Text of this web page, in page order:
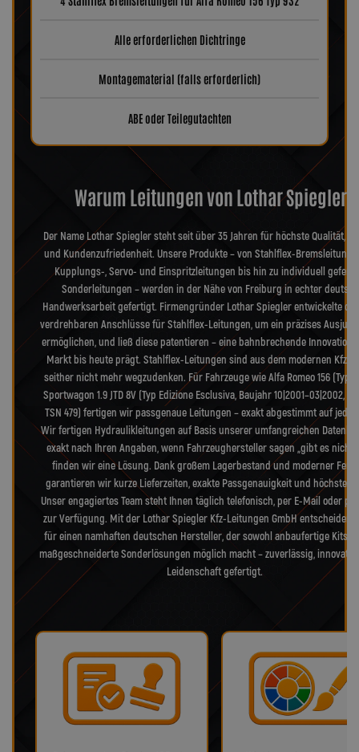
Alle erforderlichen Dichtringe
Montagematerial (falls erforderlich)
ABE oder Teilegutachten
Warum Leitungen von Lothar Spiegler?
Der Name Lothar Spiegler steht seit über 35 Jahren für höchste Qualität,
und Kundenzufriedenheit. Unsere Produkte – von Stahlflex-
Kupplungs-, Servo- und Einspritzleitungen bis hin zu individuell
Sonderleitungen – werden in der Nähe von Freiburg in echter
Handwerksarbeit gefertigt. Firmengründer Lothar Spiegler entwickelte
verdrehbaren Anschlüsse für Stahlflex-Leitungen, um ein präzises
ermöglichen, und ließ diese patentieren – eine bahnbrechende Innovation,
Markt bis heute prägt. Stahlflex-Leitungen sind aus dem modernen Kfz-
seither nicht mehr wegzudenken. Für Fahrzeuge wie Alfa Romeo 156 (Typ
Sportwagon 1.9 JTD 8V (Typ Edizione Esclusiva, Baujahr 10|2001–03|2002,
TSN 479) fertigen wir passgenaue Leitungen – exakt abgestimmt auf jedes
Wir fertigen Hydraulikleitungen auf Basis unserer umfangreichen
exakt nach Ihren Angaben, wenn Fahrzeughersteller sagen „gibt es nicht
finden wir eine Lösung. Dank großem Lagerbestand und moderner
garantieren wir kurze Lieferzeiten, exakte Passgenauigkeit und höchste
Unser engagiertes Team steht Ihnen täglich telefonisch, per E-Mail oder
zur Verfügung. Mit der Lothar Spiegler Kfz-Leitungen GmbH entscheiden
für einen namhaften deutschen Hersteller, der sowohl anbaufertige Kits
maßgeschneiderte Sonderlösungen möglich macht – zuverlässig,
Leidenschaft gefertigt.